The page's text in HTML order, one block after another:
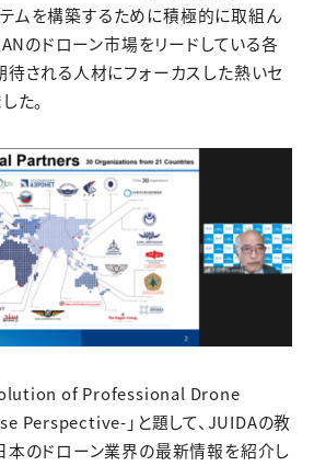
ムを構築するために積極的に取組ん
のドローン市場をリードしている各
される人材にフォーカスした熱いセ
た。
of Professional Drone
Perspective-」と題して、JUIDAの教
本のドローン業界の最新情報を紹介し